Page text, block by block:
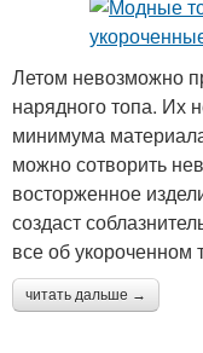
Летом невозможно
нарядного топа. Их
минимума
можно сотворить
восторженное
создаст
все об укороченном
читать дальше →